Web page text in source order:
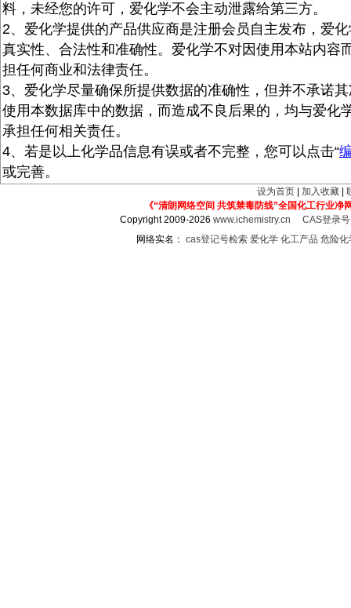
料，未经您的许可，爱化学不会主动泄露给第三方。
2、爱化学提供的产品供应商是注册会员自主发布，爱
真实性、合法性和准确性。爱化学不对因使用本站内容
担任何商业和法律责任。
3、爱化学尽量确保所提供数据的准确性，但并不承诺
使用本数据库中的数据，而造成不良后果的，均与爱化
承担任何相关责任。
4、若是以上化学品信息有误或者不完整，您可以点击“
或完善。
设为首页 加入收藏
《“清朗网络空间 共筑禁毒防线”全国化工行业净
Copyright 2009-2026www.ichemistry.cn
CAS登录
网络实名： cas登记号检索 爱化学 化工产品 危险化